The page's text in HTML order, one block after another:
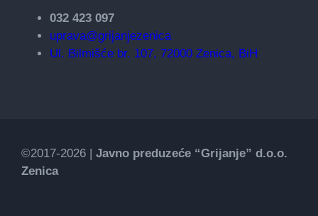
032 423 097
uprava@grijanjezenica
Ul. Bilmišće br. 107, 72000 Zenica, BiH
©2017-2026 | Javno preduzeće “Grijanje” d.o.o.
Zenica